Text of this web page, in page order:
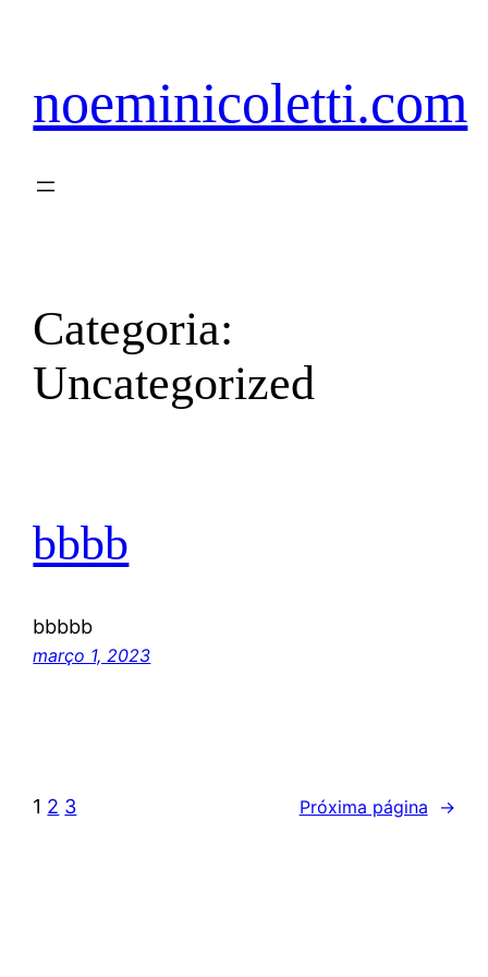
conteúdo
noeminicoletti.com
Categoria:
Uncategorized
bbbb
bbbbb
março 1, 2023
1 2 3 Próxima página →